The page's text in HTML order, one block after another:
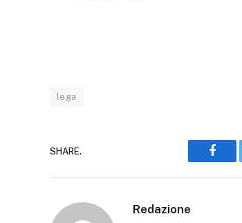
lega
SHARE.
Redazione